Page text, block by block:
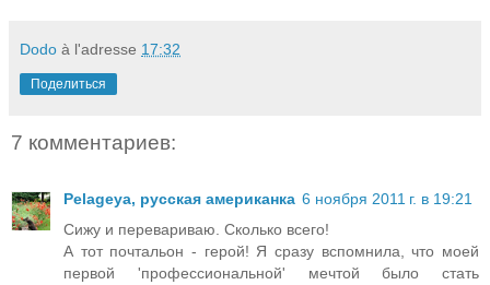
Dodo à l'adresse 17:32
Поделиться
7 комментариев:
Pelageya, русская американка 6 ноября 2011 г. в 19:21
Сижу и перевариваю. Сколько всего!
А тот почтальон - герой! Я сразу вспомнила, что моей
первой 'профессиональной' мечтой было стать